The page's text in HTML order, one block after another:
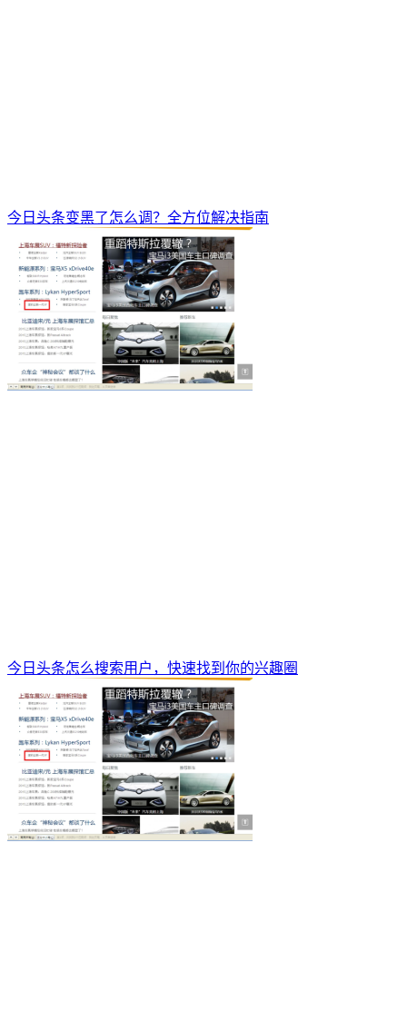
今日头条变黑了怎么调？全方位解决指南
今日头条怎么搜索用户，快速找到你的兴趣圈